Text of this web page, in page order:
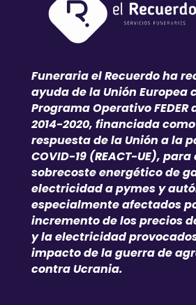
Funeraria el Recuerdo ha
ayuda de la Unión Europea
Programa Operativo
2014-2020, financiada
respuesta de la Unión a la
COVID-19 (REACT-UE),
sobrecoste energético de
electricidad a pymes y
especialmente afectados
incremento de los precios
y la electricidad
impacto de la guerra de
contra Ucrania.